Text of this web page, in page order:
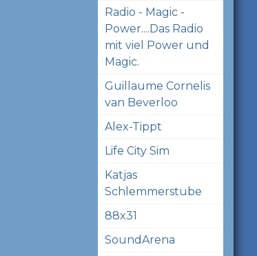
Radio - Magic -
Power....Das Radio
mit viel Power und
Magic.
Guillaume Cornelis
van Beverloo
Alex-Tippt
Life City Sim
Katjas
Schlemmerstube
88x31
SoundArena